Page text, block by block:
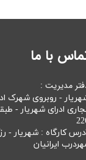
با ما
مدیریت :
- روبروی شهرک
ادرای شهریار -
کارگاه : شهریار -
ایرانیان